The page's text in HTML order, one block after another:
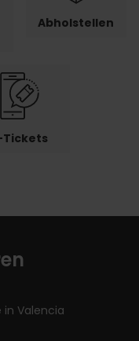
Abholstellen
Tickets
in Valencia